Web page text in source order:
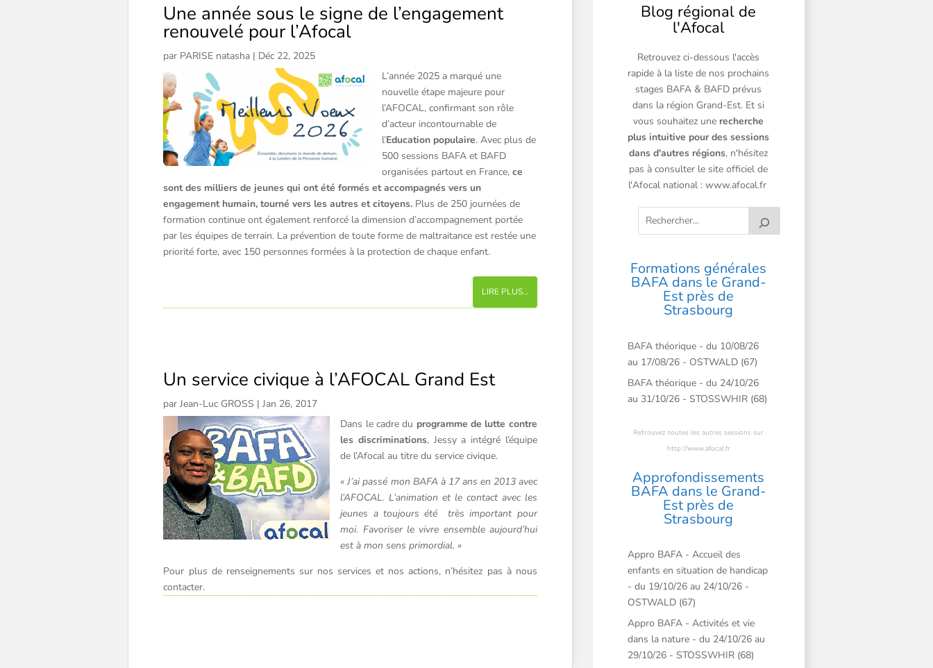
Une année sous le signe de l’engagement
renouvelé pour l’Afocal
par PARISE natasha | Déc 22, 2025
L’année 2025 a marqué une
nouvelle étape majeure pour
l’AFOCAL, confirmant son rôle
d’acteur incontournable de
l’Education populaire. Avec plus de
500 sessions BAFA et BAFD
organisées partout en France,ce
sont des milliers de jeunes qui ont été formés et accompagnés vers un
engagement humain, tourné vers les autres et citoyens. Plus de 250 journées de
formation continue ont également renforcé la dimension d’accompagnement portée
par les équipes de terrain. La prévention de toute forme de maltraitance est restée une
priorité forte, avec 150 personnes formées à la protection de chaque enfant.
LIRE PLUS…
Un service civique à l’AFOCAL Grand Est
parJean-Luc GROSS |Jan 26, 2017
Dans le cadre du programme de lutte contre
les discriminations, Jessy a intégré l’équipe
de l’Afocal au titre du service civique.
« J’ai passé mon BAFA à 17 ans en 2013 avec
l’AFOCAL. L’animation et le contact avec les
jeunes a toujours été très important pour
moi. Favoriser le vivre ensemble aujourd’hui
est à mon sens primordial. »
Pour plus de renseignements sur nos services et nos actions, n’hésitez pas à nous
contacter.
Blog régional de
l'Afocal
Retrouvez ci-dessous l'accès
rapide à la liste de nos prochains
stages BAFA & BAFD prévus
dans la région Grand-Est. Et si
vous souhaitez une recherche
plus intuitive pour des sessions
dans d'autres régions, n'hésitez
pas à consulter le site officiel de
l'Afocal national : www.afocal.fr
Formations générales
BAFA dans le Grand-
Est près de
Strasbourg
BAFA théorique - du 10/08/26
au 17/08/26 - OSTWALD (67)
BAFA théorique - du 24/10/26
au 31/10/26 - STOSSWHIR (68)
Retrouvez toutes les autres sessions sur
http://www.afocal.fr
Approfondissements
BAFA dans le Grand-
Est près de
Strasbourg
Appro BAFA - Accueil des
enfants en situation de handicap
- du 19/10/26 au 24/10/26 -
OSTWALD (67)
Appro BAFA - Activités et vie
dans la nature - du 24/10/26 au
29/10/26 - STOSSWHIR (68)